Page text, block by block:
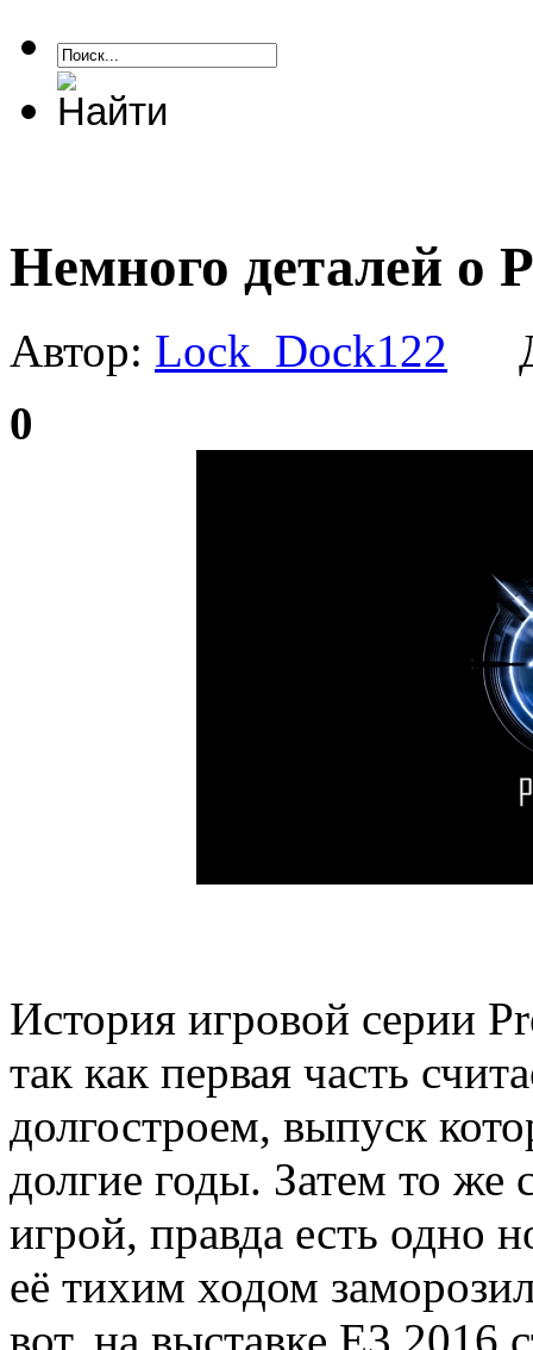
Немного деталей о
Автор: Lock_Dock122
0
История игровой серии
так как первая часть
долгостроем, выпуск
долгие годы. Затем то же
игрой, правда есть одно
её тихим ходом